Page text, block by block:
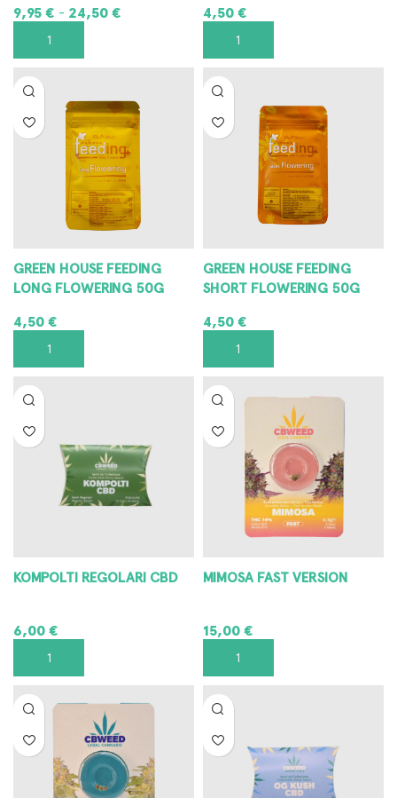
9,95€ - 24,50€
SCEGLI
4,50€
AGGIUNGI AL CARRELLO
GREEN HOUSE FEEDING
LONG FLOWERING 50G
4,50€
AGGIUNGI AL CARRELLO
GREEN HOUSE FEEDING
SHORT FLOWERING 50G
4,50€
AGGIUNGI AL CARRELLO
KOMPOLTI REGOLARI CBD
6,00€
AGGIUNGI AL CARRELLO
MIMOSA FAST VERSION
15,00€
AGGIUNGI AL CARRELLO